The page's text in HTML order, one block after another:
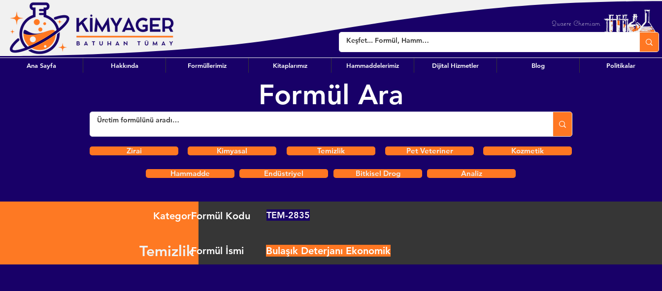
Quaere Chemiam
Ana Sayfa Hakkında Formüllerimiz Kitaplarımız Hammaddelerimiz Dijital Hizmetler Blog Politikalar
Formül Ara
Zirai Kimyasal Temizlik Pet Veteriner Kozmetik
Hammadde Endüstriyel Bitkisel Drog Analiz
Kategori
Temizlik
Formül Kodu TEM-2835
Formül İsmi Bulaşık Deterjanı Ekonomik